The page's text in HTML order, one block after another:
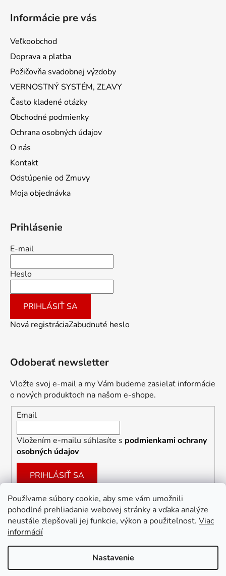
Používame súbory cookie, aby sme vám umožnili
pohodlné prehliadanie webovej stránky a vďaka analýze
neustále zlepšovali jej funkcie, výkon a použiteľnosť. Viac
informácií
Nastavenie
Informácie pre vás
Veľkoobchod
Doprava a platba
Požičovňa svadobnej výzdoby
VERNOSTNÝ SYSTÉM, ZĽAVY
Často kladené otázky
Obchodné podmienky
Ochrana osobných údajov
O nás
Kontakt
Odstúpenie od Zmuvy
Moja objednávka
Prihlásenie
E-mail
Heslo
PRIHLÁSIŤ SA
Nová registráciaZabudnuté heslo
Odoberať newsletter
Vložte svoj e-mail a my Vám budeme zasielať informácie
o nových produktoch na našom e-shope.
Email
Vložením e-mailu súhlasíte s podmienkami ochrany
osobných údajov
PRIHLÁSIŤ SA
Facebook